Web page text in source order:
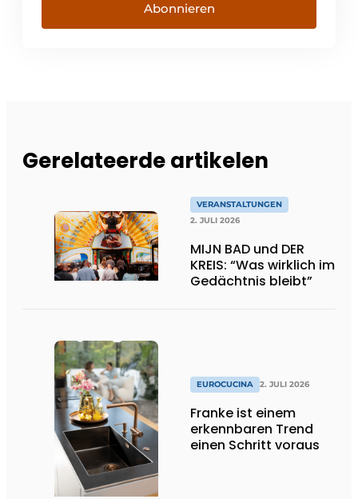
Abonnieren
Gerelateerde artikelen
VERANSTALTUNGEN
2. JULI 2026
MIJN BAD und DER
KREIS: “Was wirklich im
Gedächtnis bleibt”
EUROCUCINA 2. JULI 2026
Franke ist einem
erkennbaren Trend
einen Schritt voraus